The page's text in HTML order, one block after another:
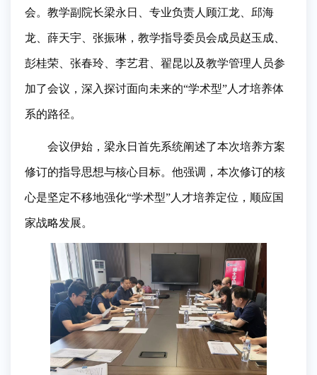
会。教学副院长梁永日、专业负责人顾江龙、邱海
龙、薛天宇、张振琳，教学指导委员会成员赵玉成、
彭桂荣、张春玲、李艺君、翟昆以及教学管理人员参
加了会议，深入探讨面向未来的“学术型”人才培养体
系的路径。
会议伊始，梁永日首先系统阐述了本次培养方案
修订的指导思想与核心目标。他强调，本次修订的核
心是坚定不移地强化“学术型”人才培养定位，顺应国
家战略发展。